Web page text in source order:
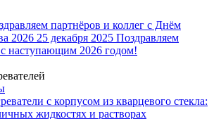
партнёров и коллег с Днём
2026 25 декабря 2025 Поздравляем
с наступающим 2026 годом!
с корпусом из кварцевого стекла:
жидкостях и растворах